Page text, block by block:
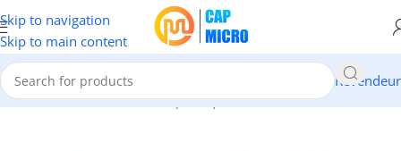
Skip to navigation
Skip to main content
Revendeur
Accueil/INFORMATIQUE/Périphériques/Claviers & Souris